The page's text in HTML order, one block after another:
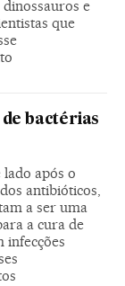
dinossauros e
que
bactérias
lado após o
antibióticos,
a ser uma
a cura de
infecções